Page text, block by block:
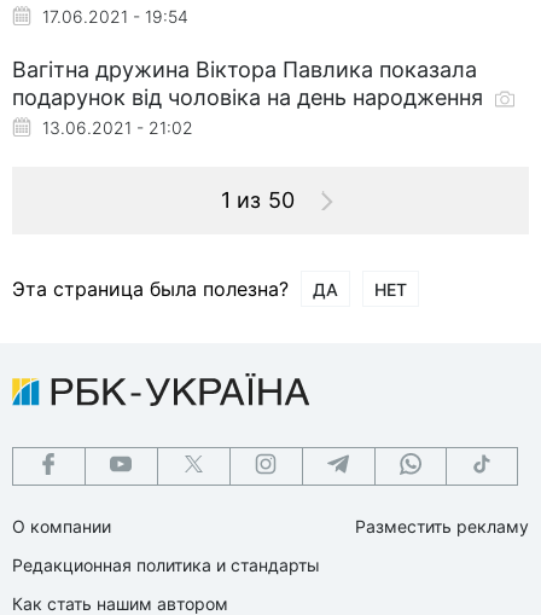
17.06.2021 - 19:54
Вагітна дружина Віктора Павлика показала
подарунок від чоловіка на день народження
13.06.2021 - 21:02
1 из 50
Эта страница была полезна? ДА НЕТ
О компании
Редакционная политика и стандарты
Как стать нашим автором
Разместить рекламу